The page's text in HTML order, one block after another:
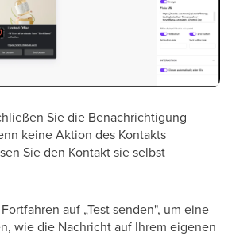
Sie die Benachrichtigung
keine Aktion des Kontakts
Sie den Kontakt sie selbst
auf „Test senden", um eine
wie die Nachricht auf Ihrem eigenen